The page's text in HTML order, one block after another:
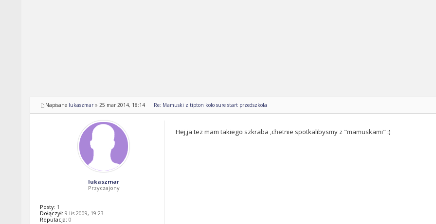
Napisane lukaszmar» 25 mar 2014, 18:14 Re: Mamuski z tipton kolo sure start przedszkola
Hej,ja tez mam takiego szkraba ,chetnie spotkalibysmy z "mamuskami" :)
lukaszmar
Przyczajony
Posty: 1
Dołączył: 9 lis 2009, 19:23
Reputacja: 0